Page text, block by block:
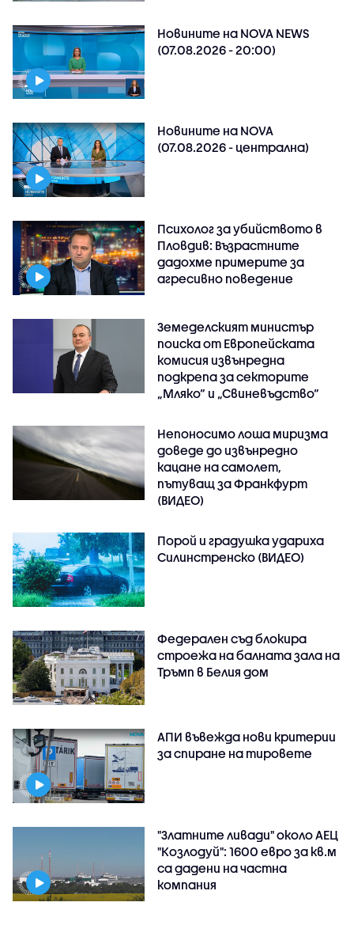
Новините на NOVA NEWS
(07.08.2026 - 20:00)
Новините на NOVA
(07.08.2026 - централна)
Психолог за убийството в
Пловдив: Възрастните
дадохме примерите за
агресивно поведение
Земеделският министър
поиска от Европейската
комисия извънредна
подкрепа за секторите
„Мляко“ и „Свиневъдство“
Непоносимо лоша миризма
доведе до извънредно
кацане на самолет,
пътуващ за Франкфурт
(ВИДЕО)
Порой и градушка удариха
Силинстренско (ВИДЕО)
Федерален съд блокира
строежа на балната зала на
Тръмп в Белия дом
АПИ въвежда нови критерии
за спиране на тировете
"Златните ливади" около АЕЦ
"Козлодуй": 1600 евро за кв.м
са дадени на частна
компания